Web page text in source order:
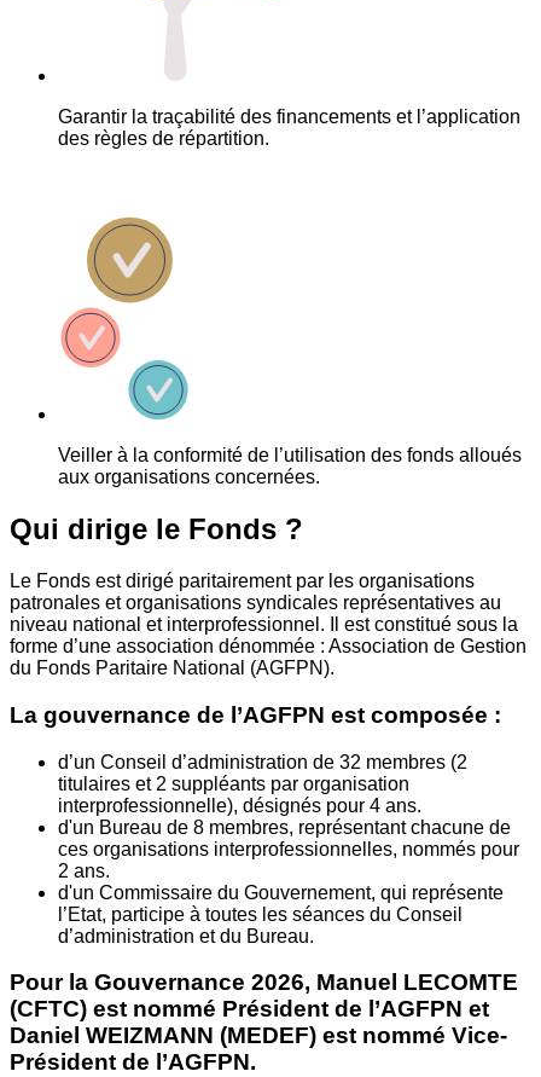
Garantir la traçabilité des financements et l’application
des règles de répartition.
Veiller à la conformité de l’utilisation des fonds alloués
aux organisations concernées.
Qui dirige le Fonds ?
Le Fonds est dirigé paritairement par les organisations
patronales et organisations syndicales représentatives au
niveau national et interprofessionnel. Il est constitué sous la
forme d’une association dénommée : Association de Gestion
du Fonds Paritaire National (AGFPN).
La gouvernance de l’AGFPN est composée :
d’un Conseil d’administration de 32 membres (2
titulaires et 2 suppléants par organisation
interprofessionnelle), désignés pour 4 ans.
d'un Bureau de 8 membres, représentant chacune de
ces organisations interprofessionnelles, nommés pour
2 ans.
d'un Commissaire du Gouvernement, qui représente
l’Etat, participe à toutes les séances du Conseil
d’administration et du Bureau.
Pour la Gouvernance 2026, Manuel LECOMTE
(CFTC) est nommé Président de l’AGFPN et
Daniel WEIZMANN (MEDEF) est nommé Vice-
Président de l’AGFPN.